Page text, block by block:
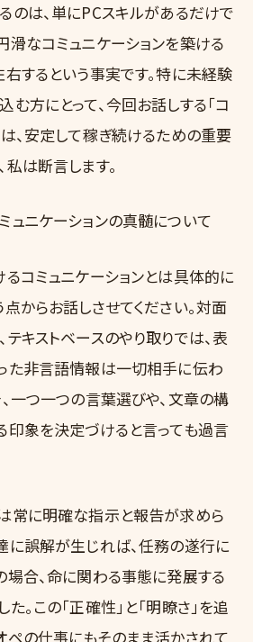
のは、単にPCスキルがあるだけで
滑なコミュニケーションを築ける
右するという事実です。特に未経験
方にとって、今回お話しする「コ
は、安定して稼ぎ続けるための重要
は断言します。
ュニケーションの真髄について
るコミュニケーションとは具体的に
からお話しさせてください。対面
キストベースのやり取りでは、表
た非言語情報は一切相手に伝わ
、一つ一つの言葉選びや、文章の構
印象を決定づけると言っても過言
常に明確な指示と報告が求めら
に誤解が生じれば、任務の遂行に
場合、命に関わる事態に発展する
。この「正確性」と「明瞭さ」を追
ペの仕事にもそのまま活かされて